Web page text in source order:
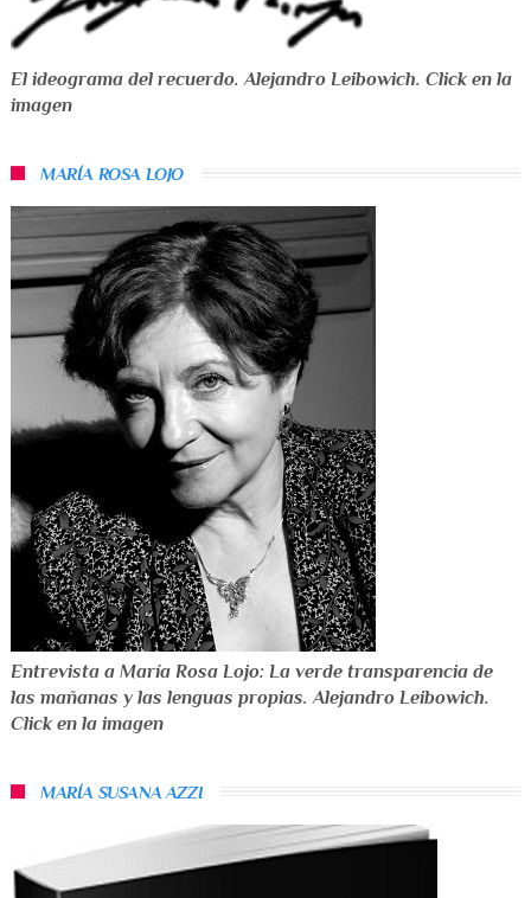
El ideograma del recuerdo. Alejandro Leibowich. Click en la
imagen
MARÍA ROSA LOJO
Entrevista a María Rosa Lojo: La verde transparencia de
las mañanas y las lenguas propias. Alejandro Leibowich.
Click en la imagen
MARÍA SUSANA AZZI